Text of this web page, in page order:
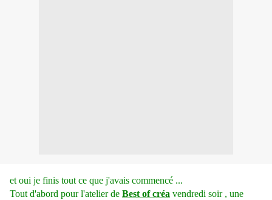
et oui je finis tout ce que j'avais commencé ...
Tout d'abord pour l'atelier de Best of créa vendredi soir , une